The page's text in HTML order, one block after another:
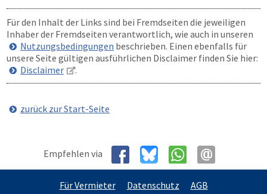
Für den Inhalt der Links sind bei Fremdseiten die jeweiligen
Inhaber der Fremdseiten verantwortlich, wie auch in unseren
Nutzungsbedingungen beschrieben. Einen ebenfalls für
unsere Seite gültigen ausführlichen Disclaimer finden Sie hier:
Disclaimer
.
zurück zur Start-Seite
Empfehlen via
Für Vermieter Datenschutz AGB